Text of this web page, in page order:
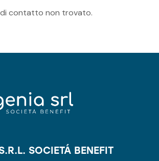
contatto non trovato.
SOCIETÁ BENEFIT